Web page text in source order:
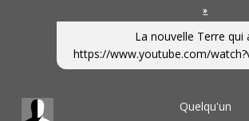
»
La nouvelle Terre qui
https://www.youtube.com/
Quelqu'un